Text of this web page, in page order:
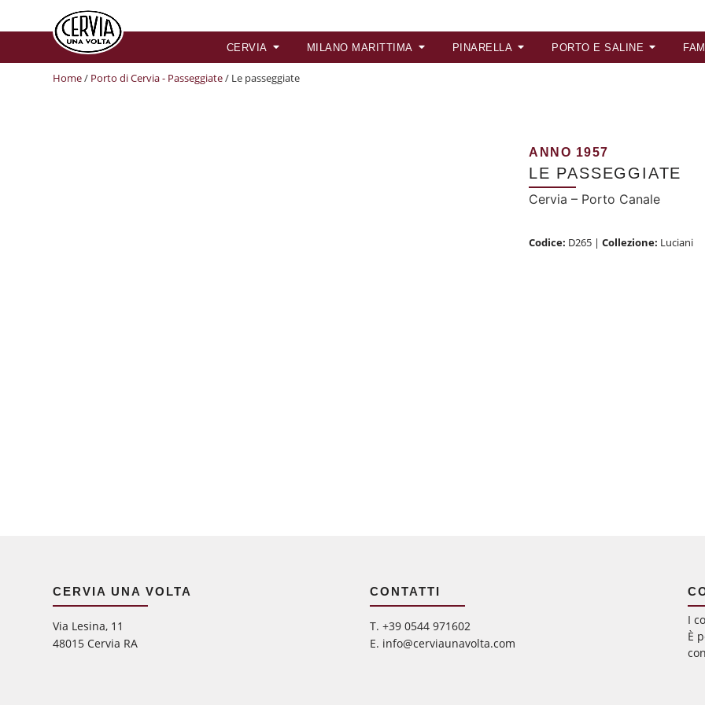
CERVIA MILANO MARITTIMA PINARELLA PORTO E SALINE
Home/ Porto di Cervia - Passeggiate/ Le passeggiate
ANNO 1957
LE PASSEGGIATE
Cervia – Porto Canale
Codice: D265 | Collezione: Luciani
CERVIA UNA VOLTA
Via Lesina, 11
48015 Cervia RA
CONTATTI
‭T. +39 0544 971602
E. info@cerviaunavolta.com
I
È